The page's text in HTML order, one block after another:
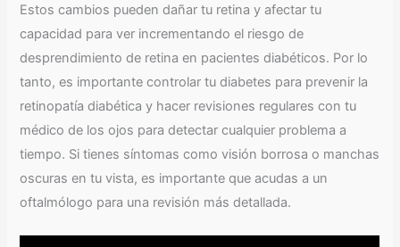
Estos cambios pueden dañar tu retina y afectar tu
capacidad para ver incrementando el riesgo de
desprendimiento de retina en pacientes diabéticos. Por lo
tanto, es importante controlar tu diabetes para prevenir la
retinopatía diabética y hacer revisiones regulares con tu
médico de los ojos para detectar cualquier problema a
tiempo. Si tienes síntomas como visión borrosa o manchas
oscuras en tu vista, es importante que acudas a un
oftalmólogo para una revisión más detallada.